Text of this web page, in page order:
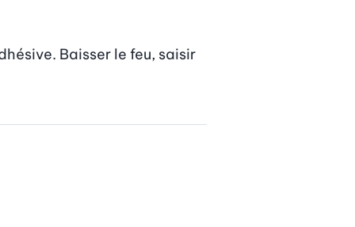
Baisser le feu, saisir